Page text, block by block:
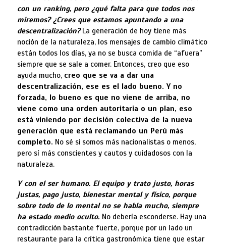
con un ranking, pero ¿qué falta para que todos nos
miremos? ¿Crees que estamos apuntando a una
descentralización? La generación de hoy tiene más
noción de la naturaleza, los mensajes de cambio climático
están todos los días, ya no se busca comida de “afuera”
siempre que se sale a comer. Entonces, creo que eso
ayuda mucho, creo que se va a dar una
descentralización, ese es el lado bueno. Y no
forzada, lo bueno es que no viene de arriba, no
viene como una orden autoritaria o un plan, eso
está viniendo por decisión colectiva de la nueva
generación que está reclamando un Perú más
completo. No sé si somos más nacionalistas o menos,
pero sí más conscientes y cautos y cuidadosos con la
naturaleza.
Y con el ser humano. El equipo y trato justo, horas
justas, pago justo, bienestar mental y físico, porque
sobre todo de lo mental no se habla mucho, siempre
ha estado medio oculto. No debería esconderse. Hay una
contradicción bastante fuerte, porque por un lado un
restaurante para la crítica gastronómica tiene que estar